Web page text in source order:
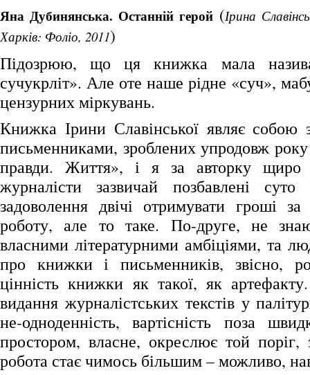
Яна Дубинянська. Останній герой (Ірина
Харків: Фоліо, 2011)
Підозрюю, що ця книжка мала
сучукрліт». Але оте наше рідне «суч»,
цензурних міркувань.
Книжка Ірини Славінської являє собою
письменниками, зроблених упродовж року
правди. Життя», і я за авторку щиро
журналісти зазвичай позбавлені суто
задоволення двічі отримувати гроші
роботу, але то таке. По-друге, не
власними літературними амбіціями, та
про книжки і письменників, звісно,
цінність книжки як такої, як
видання журналістських текстів у
не-одноденність, вартісність поза
простором, власне, окреслює той
робота стає чимось більшим – можливо,